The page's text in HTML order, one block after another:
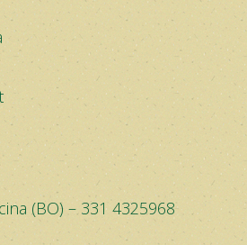
(BO) – 331 4325968